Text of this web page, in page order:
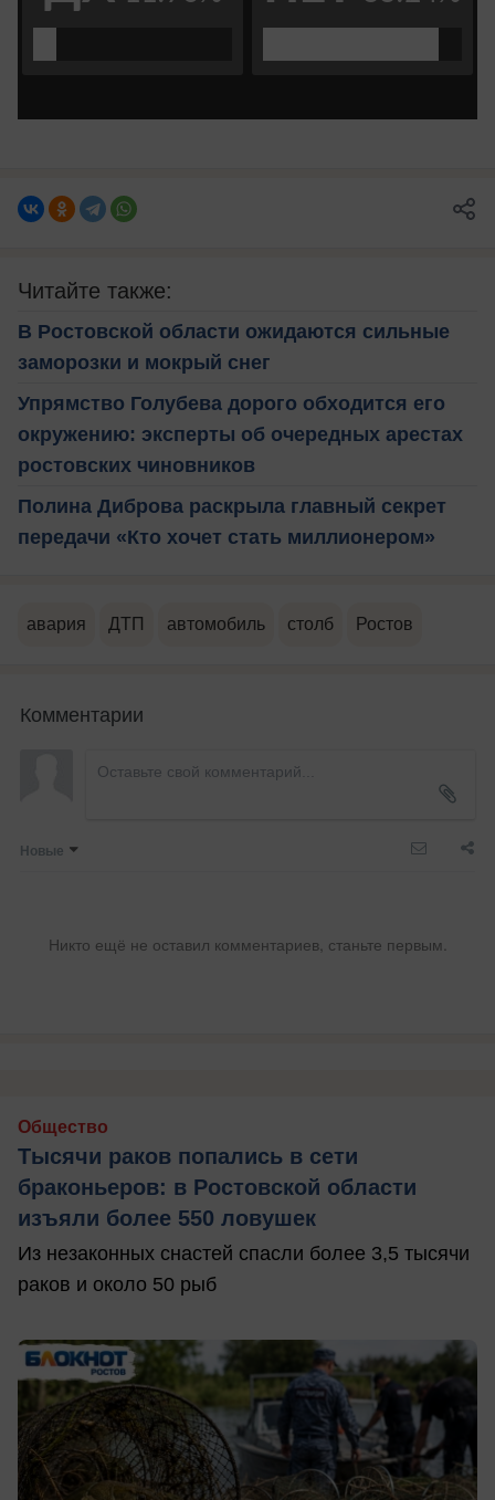
Читайте также:
В Ростовской области ожидаются сильные
заморозки и мокрый снег
Упрямство Голубева дорого обходится его
окружению: эксперты об очередных арестах
ростовских чиновников
Полина Диброва раскрыла главный секрет
передачи «Кто хочет стать миллионером»
авария ДТП автомобиль столб Ростов
Комментарии
Новые
Никто ещё не оставил комментариев, станьте первым.
Общество
Тысячи раков попались в сети
браконьеров: в Ростовской области
изъяли более 550 ловушек
Из незаконных снастей спасли более 3,5 тысячи
раков и около 50 рыб